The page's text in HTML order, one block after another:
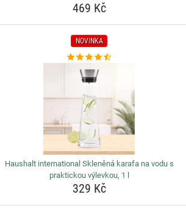
469 Kč
NOVINKA
Haushalt international Skleněná karafa na vodu s
praktickou výlevkou, 1 l
329 Kč